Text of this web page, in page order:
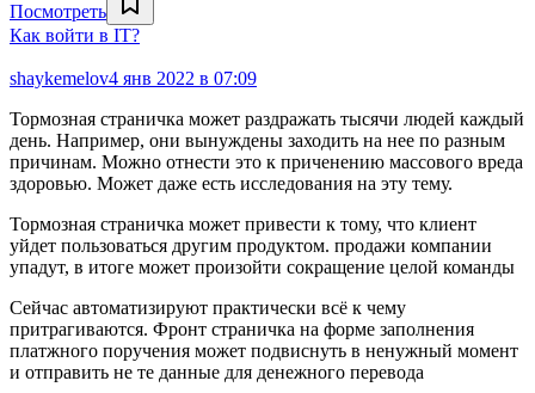
Посмотреть
Как войти в IT?
shaykemelov4 янв 2022 в 07:09
Тормозная страничка может раздражать тысячи людей каждый
день. Например, они вынуждены заходить на нее по разным
причинам. Можно отнести это к приченению массового вреда
здоровью. Может даже есть исследования на эту тему.
Тормозная страничка может привести к тому, что клиент
уйдет пользоваться другим продуктом. продажи компании
упадут, в итоге может произойти сокращение целой команды
Сейчас автоматизируют практически всё к чему
притрагиваются. Фронт страничка на форме заполнения
платжного поручения может подвиснуть в ненужный момент
и отправить не те данные для денежного перевода